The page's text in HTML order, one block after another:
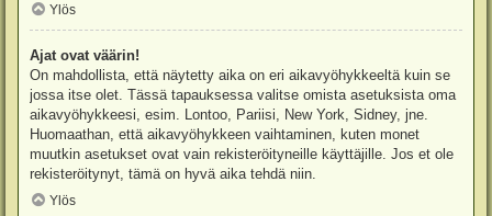
Ylös
Ajat ovat väärin!
On mahdollista, että näytetty aika on eri aikavyöhykkeeltä kuin se
jossa itse olet. Tässä tapauksessa valitse omista asetuksista oma
aikavyöhykkeesi, esim. Lontoo, Pariisi, New York, Sidney, jne.
Huomaathan, että aikavyöhykkeen vaihtaminen, kuten monet
muutkin asetukset ovat vain rekisteröityneille käyttäjille. Jos et ole
rekisteröitynyt, tämä on hyvä aika tehdä niin.
Ylös